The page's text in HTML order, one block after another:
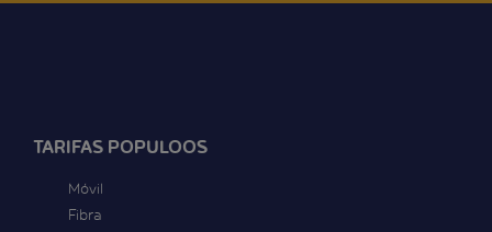
TARIFAS POPULOOS
Móvil
Fibra